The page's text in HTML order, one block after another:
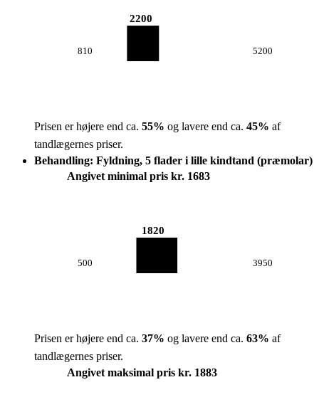
810
2200
5200
Prisen er højere end ca. 55% og lavere end ca. 45% af
tandlægernes priser.
Behandling: Fyldning, 5 flader i lille kindtand (præmolar)
Angivet minimal pris kr. 1683
500
1820
3950
Prisen er højere end ca. 37% og lavere end ca. 63% af
tandlægernes priser.
Angivet maksimal pris kr. 1883